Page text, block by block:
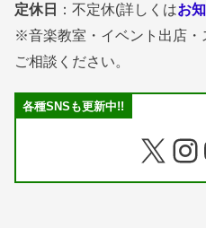
定休日
：不定休(詳しくはお
※音楽教室・イベント出店・
ご相談ください。
各種SNSも更新中!!